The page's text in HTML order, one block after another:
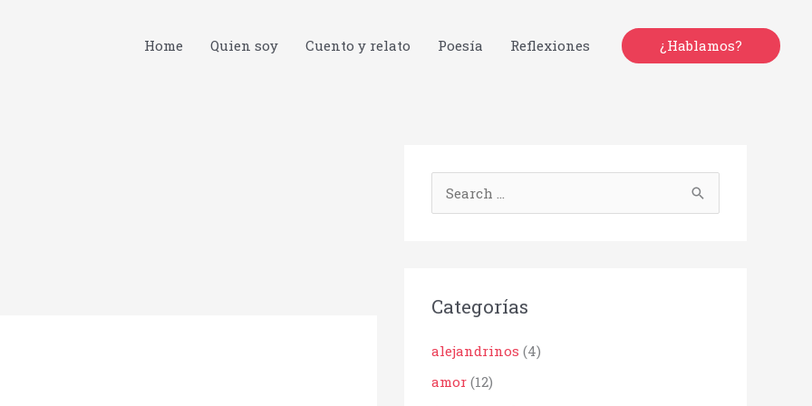
Home Quien soy Cuento y relato Poesía Reflexiones ¿Hablamos?
a
p
o
Categorías
alejandrinos (4)
amor (12)